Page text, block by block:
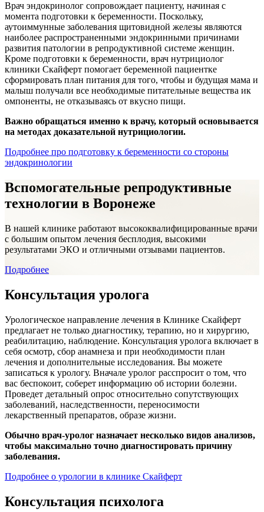
Врач эндокринолог сопровождает пациенту, начиная с
момента подготовки к беременности. Поскольку,
аутоиммунные заболевания щитовидной железы являются
наиболее распространенными эндокринными причинами
развития патологии в репродуктивной системе женщин.
Кроме подготовки к беременности, врач нутрициолог
клиники Скайферт помогает беременной пациентке
сформировать план питания для того, чтобы и будущая мама и
малыш получали все необходимые питательные вещества ик
омпоненты, не отказываясь от вкусно пищи.
Важно обращаться именно к врачу, который основывается
на методах доказательной нутрициологии.
Подробнее про подготовку к беременности со стороны
эндокринологии
Вспомогательные репродуктивные
технологии в Воронеже
В нашей клинике работают высококвалифицированные врачи
с большим опытом лечения бесплодия, высокими
результатами ЭКО и отличными отзывами пациентов.
Подробнее
Консультация уролога
Урологическое направление лечения в Клинике Скайферт
предлагает не только диагностику, терапию, но и хирургию,
реабилитацию, наблюдение. Консультация уролога включает в
себя осмотр, сбор анамнеза и при необходимости план
лечения и дополнительные исследования. Вы можете
записаться к урологу. Вначале уролог расспросит о том, что
вас беспокоит, соберет информацию об истории болезни.
Проведет детальный опрос относительно сопутствующих
заболеваний, наследственности, переносимости
лекарственный препаратов, образе жизни.
Обычно врач-уролог назначает несколько видов анализов,
чтобы максимально точно диагностировать причину
заболевания.
Подробнее о урологии в клинике Скайферт
Консультация психолога